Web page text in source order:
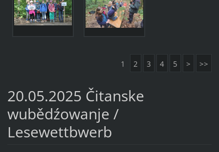
1 2 3 4 5 > >>
20.05.2025 Čitanske
wubědźowanje /
Lesewettbwerb